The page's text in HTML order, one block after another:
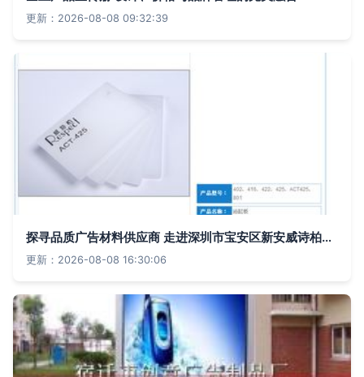
更新：2026-08-08 09:32:39
探寻品质广告材料供应商 走进深圳市宝安区新安威诗柏广告材料店
更新：2026-08-08 16:30:06